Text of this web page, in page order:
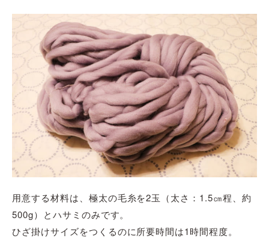
用意する材料は、極太の毛糸を2玉（太さ：1.5㎝程、約
500g）とハサミのみです。
ひざ掛けサイズをつくるのに所要時間は1時間程度。